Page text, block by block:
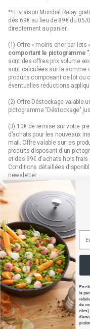
** Livraison Mondial Relay
dès 69€ au lieu de 89€ du
directement au panier.
(1) Offre « moins cher par lots
comportant le pictogramme "
sont des offres prix volume
sont calculées sur la somme
produits composant ce lot ou
éventuelles réductions
(2) Offre Déstockage valable
pictogramme "Déstockage"
(3) 10€ de remise sur votre
d’achats pour les nouveaux
mail. Offre valable sur les
produits disposant d'un
et dès 99€ d'achats hors frais
Conditions détaillées
newsletter.
(4) Offre « Prix web » valable
pictogramme "prix web". Les
exclusives au site mathon.fr.
Mathon.fr est membre de la
distance)
En
la
de
clics)